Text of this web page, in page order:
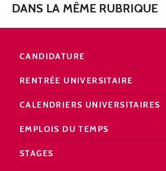
DANS LA MÊME RUBRIQUE
CANDIDATURE
RENTRÉE UNIVERSITAIRE
CALENDRIERS UNIVERSITAIRES
EMPLOIS DU TEMPS
STAGES